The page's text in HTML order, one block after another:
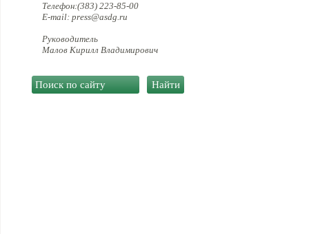
Телефон:(383) 223-85-00
E-mail: press@asdg.ru
Руководитель
Малов Кирилл Владимирович